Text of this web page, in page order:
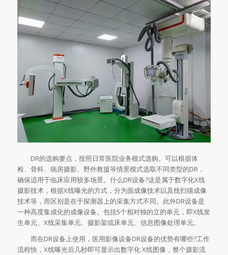
DR的选购要点，按照日常医院业务模式选购。可以根据体
检、骨科、病房摄影、野外救援等情景模式选取不同类型的DR，
确保适用于临床应用较多场景。什么DR设备?这是属于数字化X线
摄影技术，根据X线曝光的方式，分为面成像技术以及线扫描成像
技术等，而区别是在于探测器上的采集方式不同。此外DR设备是
一种高度集成化的成像设备。包括5个相对独的立的单元，即X线发
生单元、X线采集单元、摄影架或床单元、信息图像处理单元。
而在DR设备上使用，医用影像设备DR设备的优势有哪些?工作
流程快，X线曝光后几秒即可显示出数字化 X线图像，整个摄影流